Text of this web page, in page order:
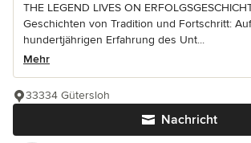
THE LEGEND LIVES ON
Geschichten von Tradition und Fortschritt:
hundertjährigen Erfahrung des Unt...
Mehr
Nachricht
33334 Gütersloh